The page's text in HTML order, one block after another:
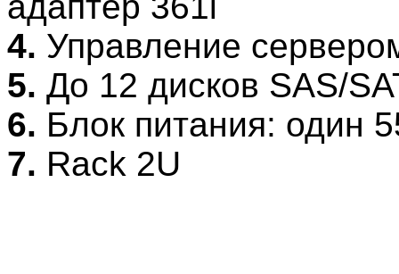
4. Управление
5. До 12 дисков SAS/
6. Блок питания: один
7. Rack 2U